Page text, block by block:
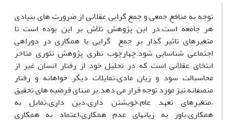
توجه به منافع جمعی و جمع گرایی عقلانی از ضرورت های بنیادی
هر جامعه است.در این پژوهش تلاش بر این بوده است تا
متغیرهای تاثیر گذار بر جمع گرایی یا همکاری در دوراهی
اجتماعی شناسایی شود.چهارچوب نظری پژوهش تئوری متاخر
انتخای عقلانی است که در تحلیل خود از رفتار انسان غیر از
محاسبالت سود و زیان مادی،تمایلات دیگر خواهانه و رفتار
منصفانه نیز مورد توجه قرار می دهد.بر مبنای فرضیه های تحقیق
،متغیرهای تعهد عام،خویشتن داری،دین داری،تمایل به
همکاری،باور به زیانهای عدم همکاری،اعتماد به همکاری